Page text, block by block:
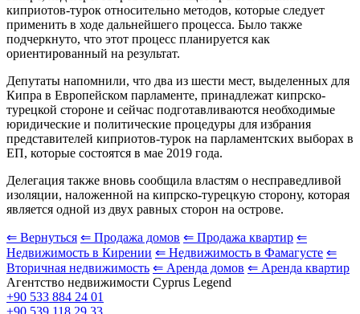
киприотов-турок относительно методов, которые следует
применить в ходе дальнейшего процесса. Было также
подчеркнуто, что этот процесс планируется как
ориентированный на результат.
Депутаты напомнили, что два из шести мест, выделенных для
Кипра в Европейском парламенте, принадлежат кипрско-
турецкой стороне и сейчас подготавливаются необходимые
юридические и политические процедуры для избрания
представителей киприотов-турок на парламентских выборах в
ЕП, которые состоятся в мае 2019 года.
Делегация также вновь сообщила властям о несправедливой
изоляции, наложенной на кипрско-турецкую сторону, которая
является одной из двух равных сторон на острове.
⇐ Вернуться ⇐ Продажа домов ⇐ Продажа квартир ⇐
Недвижимость в Кирении ⇐ Недвижимость в Фамагусте ⇐
Вторичная недвижимость ⇐ Аренда домов ⇐ Аренда квартир
Агентство недвижимости Cyprus Legend
+90 533 884 24 01
+90 539 118 29 33